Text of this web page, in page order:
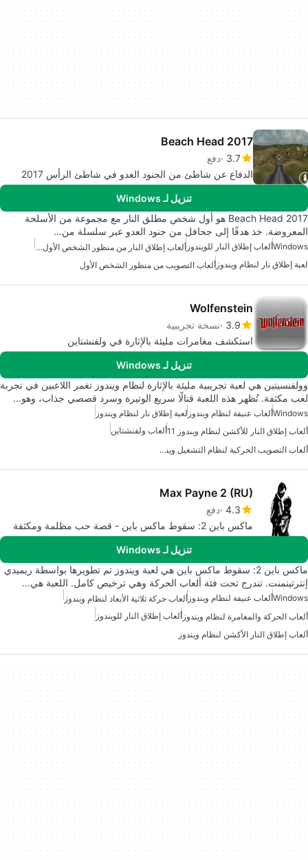
Beach Head 2017
3.7 دفع
الدفاع عن شاطئ من الجنود العدو في شاطئ الرأس 2017
تنزيل لـ Windows
Beach Head 2017 هو أول شخص مطلق النار مع مجموعة من الأسلحة
المعروضة. خذ هدفًا إلى جحافل من جنود العدو عبر سلسلة من…
Windowsألعاب إطلاق النار للويندوز
ألعاب إطلاق النار من منظور الشخص الأول لويندوز
لعبة إطلاق نار لنظام ويندوز ألعاب التصويب من منظور الشخص الأول
Wolfenstein
3.9 نسخة تجريبية
استكشف مغامرات مليئة بالإثارة في ولفنشتاين
تنزيل لـ Windows
وولفنسيتين هي لعبة تجريبية مليئة بالإثارة لنظام ويندوز تغمر اللاعبين في تجربة
لعب مكثفة. تُظهر هذه اللعبة قتالًا سريع الوتيرة وسرد قصصي جذاب، وهو…
Windowsألعاب عنيفة لنظام ويندوز لعبة إطلاق نار لنظام ويندوز
ألعاب إطلاق النار للأكشن لنظام ويندوز 11
ألعاب ولفنشتاين
ألعاب التصويب الحركية لنظام التشغيل ويندوز 10
Max Payne 2 (RU)
4.3 دفع
ماكس باين 2: سقوط ماكس باين - قصة حب مظلمة ومكثفة
تنزيل لـ Windows
ماكس باين 2: سقوط ماكس باين هي لعبة ويندوز تم تطويرها بواسطة ريميدي
إنترتينمنت. تندرج تحت فئة ألعاب الحركة وهي ترخيص كامل. اللعبة هي…
Windowsألعاب عنيفة لنظام ويندوز ألعاب حركة ثلاثية الأبعاد لنظام ويندوز
ألعاب الحركة والمغامرة لنظام ويندوز ألعاب إطلاق النار للويندوز
ألعاب إطلاق النار الأكشن لنظام ويندوز